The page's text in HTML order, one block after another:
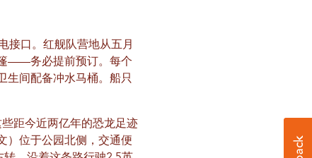
接口。红舰队营地从五月
——务必提前预订。每个
生间配备冲水马桶。船只
些距今近两亿年的恐龙足迹
）位于公园北侧，交通便